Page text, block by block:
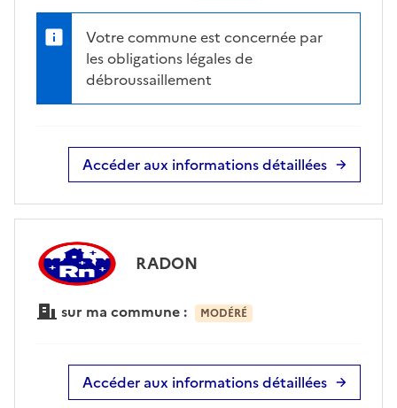
Votre commune est concernée par
les obligations légales de
débroussaillement
Accéder aux informations détaillées
RADON
sur ma commune : MODÉRÉ
Accéder aux informations détaillées